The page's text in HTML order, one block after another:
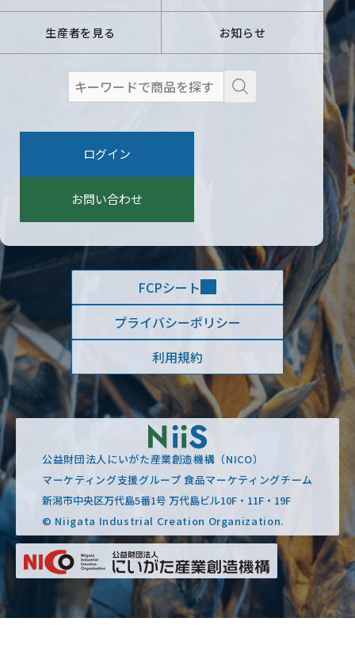
生産者を見る お知らせ
検
ログイン
お問い合わせ
FCPシート
プライバシーポリシー
利用規約
公益財団法人にいがた産業創造機構（NICO）
マーケティング支援グループ 食品マーケティングチーム
新潟市中央区万代島5番1号 万代島ビル10F・11F・19F
© Niigata Industrial Creation Organization.